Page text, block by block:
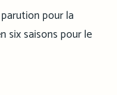
pour la
six saisons pour le